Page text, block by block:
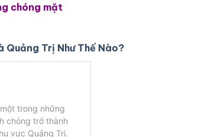
chóng mặt
Trị Như Thế Nào?